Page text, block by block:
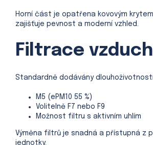
Horní část je opatřena kovovým krytem
zajišťuje pevnost a moderní vzhled.
Filtrace
Standardně dodávány
M5 (ePM10 55 %)
Volitelně F7 nebo F9
Možnost filtru s aktivním uhlím
Výměna filtrů je snadná a přístupná z
jednotky.